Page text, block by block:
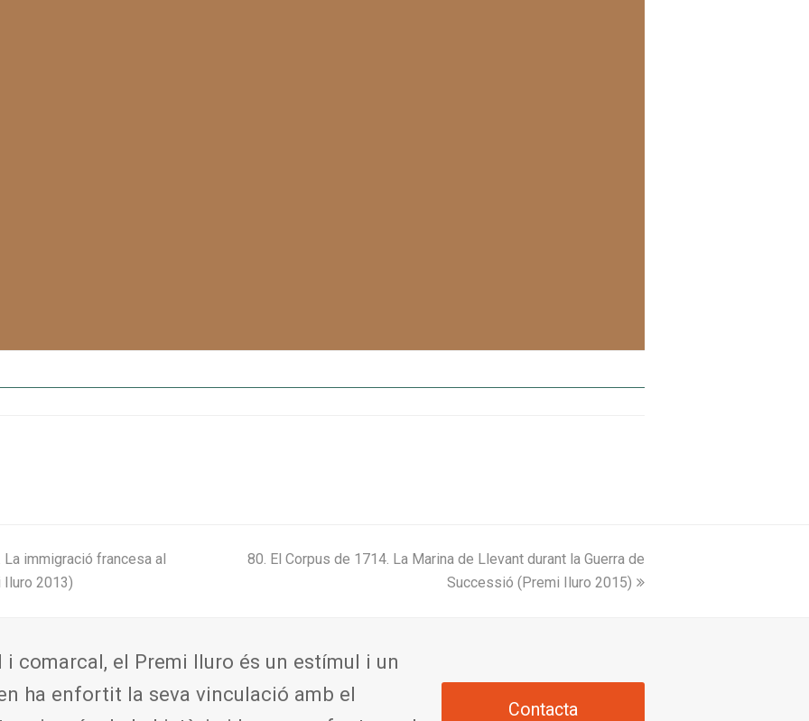
La immigració francesa al
2013)
next
80. El Corpus de 1714. La Marina de Llevant durant la Guerra de
Successió (Premi Iluro 2015)
comarcal, el Premi Iluro és un estímul i un
ha enfortit la seva vinculació amb el
Contacta